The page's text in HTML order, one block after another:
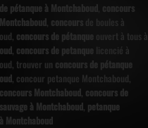
pétanque à Montchaboud, concours
, concoursde boules à
concours de pétanque
ouvert à tous à
, concours de petanque licencié à
trouver un concours de pétanque
, concour petanque Montchaboud,
Montchaboud, concours de
à Montchaboud, petanque
Montchaboud